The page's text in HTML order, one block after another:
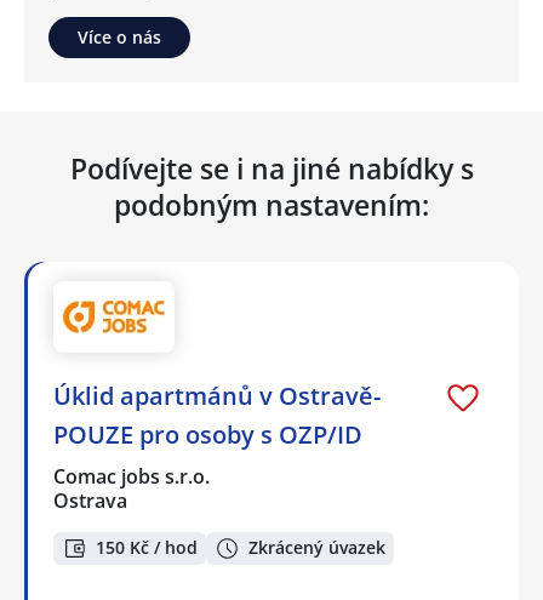
Více o nás
Podívejte se i na jiné nabídky s
podobným nastavením:
Úklid apartmánů v Ostravě-
POUZE pro osoby s OZP/ID
Comac jobs s.r.o.
Ostrava
150 Kč / hod Zkrácený úvazek